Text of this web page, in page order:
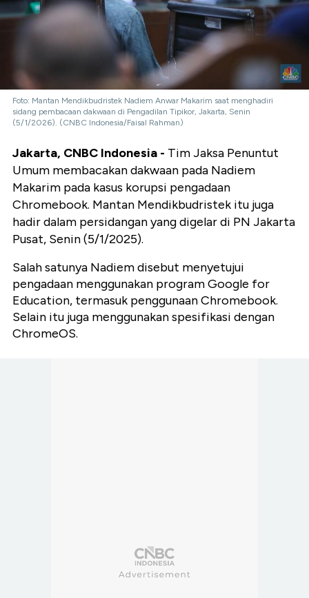
Foto: Mantan Mendikbudristek Nadiem Anwar Makarim saat menghadiri
sidang pembacaan dakwaan di Pengadilan Tipikor, Jakarta, Senin
(5/1/2026). (CNBC Indonesia/Faisal Rahman)
Jakarta, CNBC Indonesia - Tim Jaksa Penuntut
Umum membacakan dakwaan pada Nadiem
Makarim pada kasus korupsi pengadaan
Chromebook. Mantan Mendikbudristek itu juga
hadir dalam persidangan yang digelar di PN Jakarta
Pusat, Senin (5/1/2025).
Salah satunya Nadiem disebut menyetujui
pengadaan menggunakan program Google for
Education, termasuk penggunaan Chromebook.
Selain itu juga menggunakan spesifikasi dengan
ChromeOS.